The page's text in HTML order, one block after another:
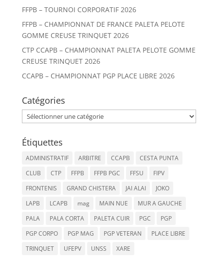
FFPB – TOURNOI CORPORATIF 2026
FFPB – CHAMPIONNAT DE FRANCE PALETA PELOTE
GOMME CREUSE TRINQUET 2026
CTP CCAPB – CHAMPIONNAT PALETA PELOTE GOMME
CREUSE TRINQUET 2026
CCAPB – CHAMPIONNAT PGP PLACE LIBRE 2026
Catégories
Catégories
Étiquettes
ADMINISTRATIF ARBITRE CCAPB
CESTA PUNTA
CLUB
CTP FFPB FFPB PGC FFSU
FIPV
FRONTENIS
GRAND CHISTERA JAI ALAI
JOKO
LAPB
LCAPB mag MAIN NUE
MUR A GAUCHE
PALA
PALA CORTA PALETA CUIR PGC
PGP
PGP CORPO
PGP MAG PGP VETERAN
PLACE LIBRE
TRINQUET
UFEPV UNSS XARE